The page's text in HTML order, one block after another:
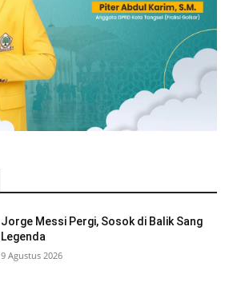
Jorge Messi Pergi, Sosok di Balik Sang
Legenda
9 Agustus 2026